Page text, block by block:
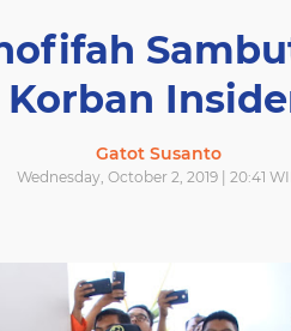
Gatot Susanto
Wednesday, October 2, 2019 | 20:41